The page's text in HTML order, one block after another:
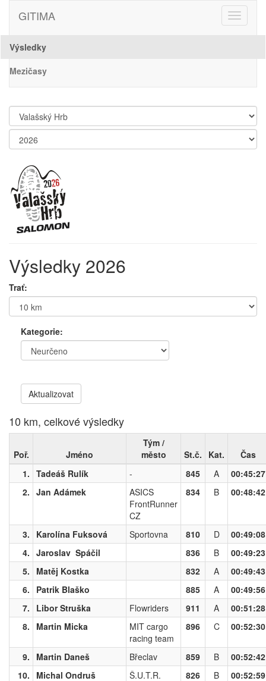
Toggle
GITIMA
Výsledky
Mezičasy
Výsledky 2026
Trať:
Kategorie:
Aktualizovat
10 km, celkové výsledky
Poř. Jméno
Tým /
město
St.č. Kat.
Čas
1. Tadeáš Rulík - 845 A
00:45:27
2. Jan Adámek
ASICS
FrontRunner
CZ
834 B 00:48:42
3. Karolína Fuksová Sportovna 810 D
00:49:08
4. Jaroslav Spáčil 836 B
00:49:23
5.
Matěj Kostka 832 A
00:49:43
6.
Patrik Blaško 885 A
00:49:56
7.
Libor Struška Flowriders 911 A
00:51:28
8.
Martin Micka
MIT cargo
racing team
896 C 00:52:30
9. Martin Daneš Břeclav 859 B
00:52:42
10.
Michal Ondruš Š.U.T.R. 826 B
00:52:59